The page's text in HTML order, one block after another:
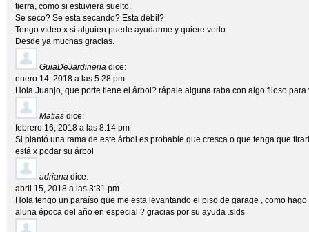
tierra, como si estuviera suelto.
Se seco? Se esta secando? Esta débil?
Tengo vídeo x si alguien puede ayudarme y quiere verlo.
Desde ya muchas gracias.
GuiaDeJardineria dice:
enero 14, 2018 a las 5:28 pm
Hola Juanjo, que porte tiene el árbol? rápale alguna raba con algo filoso para
Matias dice:
febrero 16, 2018 a las 8:14 pm
Si plantó una rama de este árbol es probable que cresca o que tenga que
está x podar su árbol
adriana dice:
abril 15, 2018 a las 3:31 pm
Hola tengo un paraíso que me esta levantando el piso de garage , como
aluna época del año en especial ? gracias por su ayuda .slds